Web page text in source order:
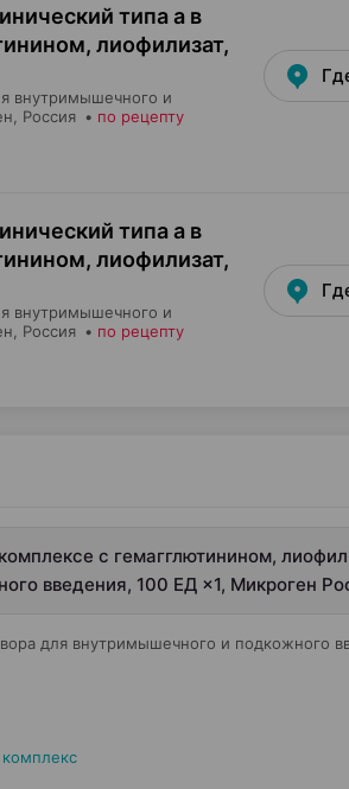
типа а в
лиофилизат,
внутримышечного и
, Россия • по рецепту
типа а в
лиофилизат,
внутримышечного и
, Россия • по рецепту
с гемагглютинином,
введения, 100 ЕД ×1, Микроген
для внутримышечного и подкожного
комплекс